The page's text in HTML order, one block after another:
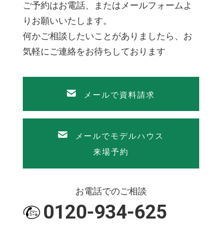
ご予約はお電話、またはメールフォームよ
りお願いいたします。
何かご相談したいことがありましたら、お
気軽にご連絡をお待ちしております
メールで資料請求
メールでモデルハウス
来場予約
お電話でのご相談
0120-934-625